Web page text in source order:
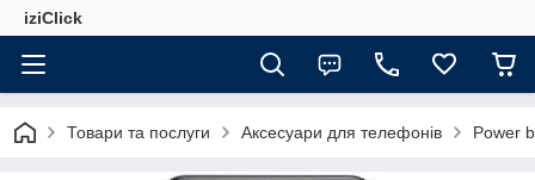
iziClick
Товари та послуги Аксесуари для телефонів Power